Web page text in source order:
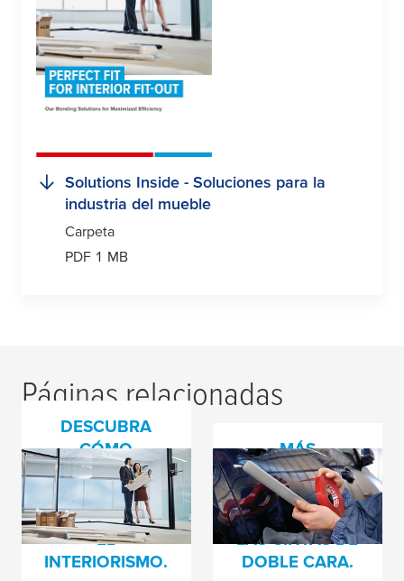
Solutions Inside - Soluciones para la
industria del mueble
Carpeta
PDF 1 MB
Páginas relacionadas
Acondicionamiento
interior
DESCUBRA
CÓMO
NUESTRAS
CINTAS PUEDEN
TRANSFORMAR
EL
INTERIORISMO.
Ventajas de las cintas
adhesivas de doble
cara
MÁS
INFORMACIÓN
SOBRE LAS
VENTAJAS DE
LAS CINTAS DE
DOBLE CARA.